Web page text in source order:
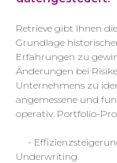
Retrieve gibt Ihnen
Grundlage
Erfahrungen zu
Änderungen bei
Unternehmens zu
angemessene und
operativ. Portfolio-
-
Underwriting.